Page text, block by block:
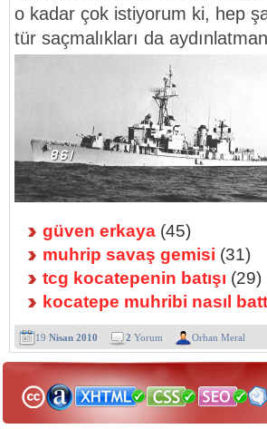
o kadar çok istiyorum ki, hep
tür saçmalıkları da
güven erkaya (45)
muhrip savaş gemisi (31)
tcg kocatepenin batışı (29)
kocatepe muhribi nasıl
19 Nisan 2010 2 Yorum Orhan Meral